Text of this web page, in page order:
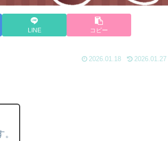
LINE コピー
2026.01.18 2026.01.27